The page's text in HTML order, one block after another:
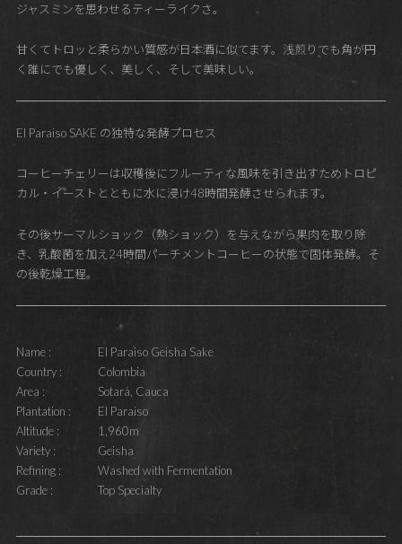
ジャスミンを思わせるティーライクさ。
甘くてトロッと柔らかい質感が日本酒に似てます。浅煎りでも角が円
く誰にでも優しく、美しく、そして美味しい。
El Paraiso SAKE の独特な発酵プロセス
コーヒーチェリーは収穫後にフルーティな風味を引き出すためトロピ
カル・イーストとともに水に浸け48時間発酵させられます。
その後サーマルショック（熱ショック）を与えながら果肉を取り除
き、乳酸菌を加え24時間パーチメントコーヒーの状態で固体発酵。そ
の後乾燥工程。
Name :
El Paraiso Geisha Sake
Country :
Colombia
Area :
Sotará, Cauca
Plantation :
El Paraiso
Altitude :
1,960m
Variety :
Geisha
Refining :
Washed with Fermentation
Grade :
Top Specialty